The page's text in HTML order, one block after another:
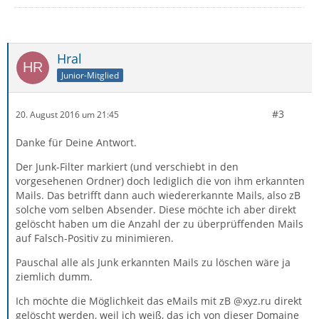
Hral
Junior-Mitglied
20. August 2016 um 21:45 #3
Danke für Deine Antwort.
Der Junk-Filter markiert (und verschiebt in den
vorgesehenen Ordner) doch lediglich die von ihm erkannten
Mails. Das betrifft dann auch wiedererkannte Mails, also zB
solche vom selben Absender. Diese möchte ich aber direkt
gelöscht haben um die Anzahl der zu überprüffenden Mails
auf Falsch-Positiv zu minimieren.
Pauschal alle als Junk erkannten Mails zu löschen wäre ja
ziemlich dumm.
Ich möchte die Möglichkeit das eMails mit zB @xyz.ru direkt
gelöscht werden, weil ich weiß, das ich von dieser Domaine